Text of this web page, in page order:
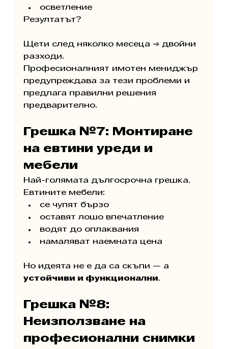
осветление
Резултатът?
Щети след няколко месеца → двойни
разходи.
Професионалният имотен мениджър
предупреждава за тези проблеми и
предлага правилни решения
предварително.
Грешка №7: Монтиране
на евтини уреди и
мебели
Най-голямата дългосрочна грешка.
Евтините мебели:
се чупят бързо
оставят лошо впечатление
водят до оплаквания
намаляват наемната цена
Но идеята не е да са скъпи — а
устойчиви и функционални.
Грешка №8:
Неизползване на
професионални снимки